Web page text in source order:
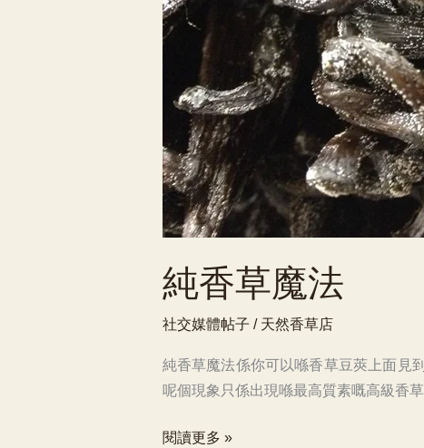
純香草魔法
社交媒體帖子 / 天然香草店
純香草魔法係你可以喺香草豆莢上面見
呢個現象只係出現喺最高質素嘅高級香
純
閱讀更多 »